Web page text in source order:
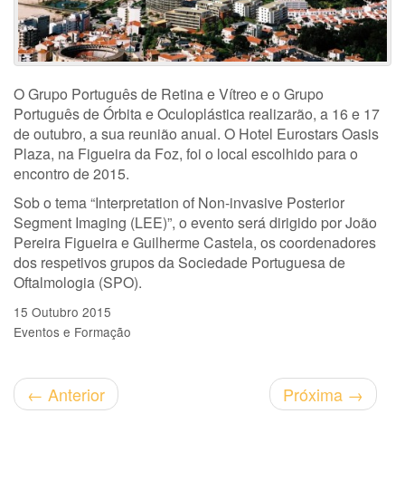
O Grupo Português de Retina e Vítreo e o Grupo
Português de Órbita e Oculoplástica realizarão, a 16 e 17
de outubro, a sua reunião anual. O Hotel Eurostars Oasis
Plaza, na Figueira da Foz, foi o local escolhido para o
encontro de 2015.
Sob o tema “Interpretation of Non-invasive Posterior
Segment Imaging (LEE)”, o evento será dirigido por João
Pereira Figueira e Guilherme Castela, os coordenadores
dos respetivos grupos da Sociedade Portuguesa de
Oftalmologia (SPO).
15 Outubro 2015
Eventos e Formação
← Anterior Próxima →